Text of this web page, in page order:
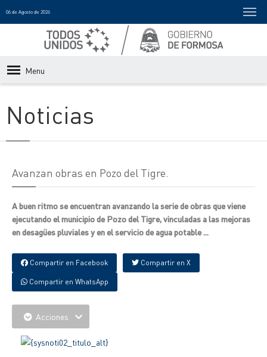
06 de Agosto de 2026
Menu
Noticias
Avanzan obras en Pozo del Tigre.
A buen ritmo se encuentran avanzando la serie de obras que viene
ejecutando el municipio de Pozo del Tigre, vinculadas a las mejoras
en desagües pluviales y en el servicio de agua potable ...
Compartir en Facebook Compartir en X
Compartir en WhatsApp
Acciones